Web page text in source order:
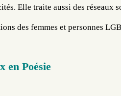
Elle traite aussi des réseaux
des femmes et personnes
en Poésie